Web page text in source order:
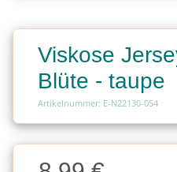
Viskose
Blüte - taupe
Artikelnummer: E-N22130-054
Charge
Charge